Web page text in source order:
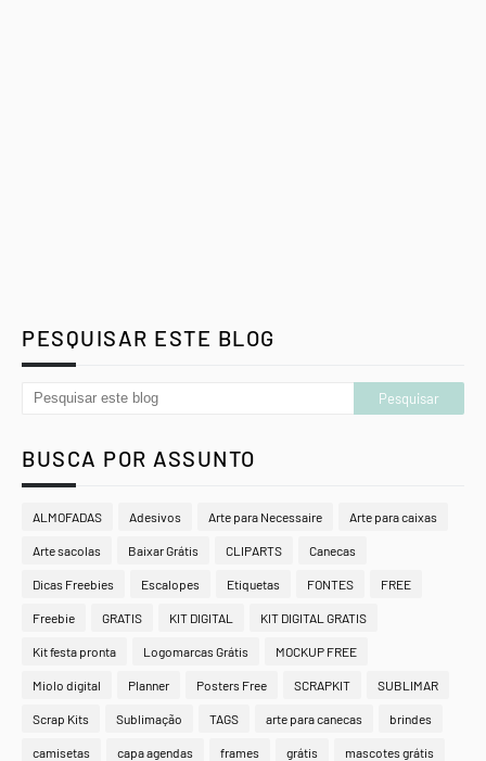
PESQUISAR ESTE BLOG
BUSCA POR ASSUNTO
ALMOFADAS Adesivos Arte para Necessaire Arte para caixas
Arte sacolas Baixar Grátis CLIPARTS Canecas
Dicas Freebies Escalopes Etiquetas FONTES FREE
Freebie GRATIS KIT DIGITAL KIT DIGITAL GRATIS
Kit festa pronta Logomarcas Grátis MOCKUP FREE
Miolo digital Planner Posters Free SCRAPKIT SUBLIMAR
Scrap Kits Sublimação TAGS arte para canecas brindes
camisetas capa agendas frames grátis mascotes grátis